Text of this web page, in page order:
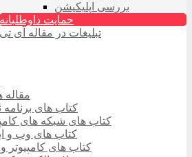
بررسی اپلیکیشن
حمایت داوطلبانه
تبلیغات در مقاله آی تی
کتاب های
کتاب های شبکه های
کتاب های وب و
کتاب های کامپیوتر